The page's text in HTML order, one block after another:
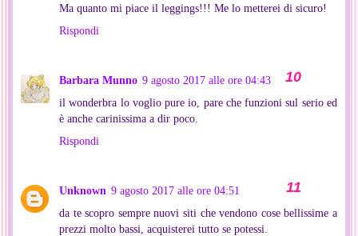
Ma quanto mi piace il leggings!!! Me lo metterei di sicuro!
Rispondi
Barbara Munno 9 agosto 2017 alle ore 04:43
il wonderbra lo voglio pure io, pare che funzioni sul serio ed
è anche carinissima a dir poco.
Rispondi
Unknown 9 agosto 2017 alle ore 04:51
da te scopro sempre nuovi siti che vendono cose bellissime a
prezzi molto bassi, acquisterei tutto se potessi.